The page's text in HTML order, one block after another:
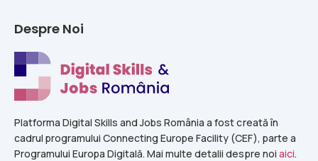
Despre Noi
Platforma Digital Skills and Jobs România a fost creată în
cadrul programului Connecting Europe Facility (CEF), parte a
Programului Europa Digitală. Mai multe detalii despre noi aici.